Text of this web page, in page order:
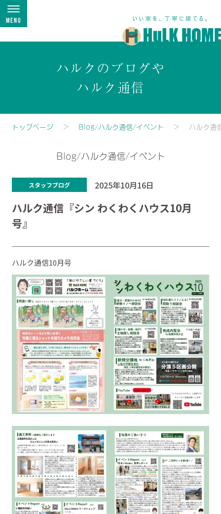
Menu
ハルクのブログや
ハルク通信
トップページ Blog/ハルク通信/イベント ハルク通
Blog/ハルク通信/イベント
スタッフブログ 2025年10月16日
ハルク通信『シン わくわくハウス10月
号』
ハルク通信10月号